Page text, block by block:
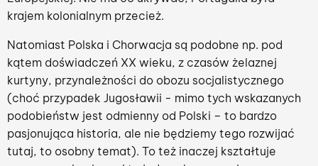
krajem kolonialnym przecież.
Natomiast Polska i Chorwacja są podobne np. pod
kątem doświadczeń XX wieku, z czasów żelaznej
kurtyny, przynależności do obozu socjalistycznego
(choć przypadek Jugosławii - mimo tych wskazanych
podobieństw jest odmienny od Polski – to bardzo
pasjonująca historia, ale nie będziemy tego rozwijać
tutaj, to osobny temat). To też inaczej kształtuje